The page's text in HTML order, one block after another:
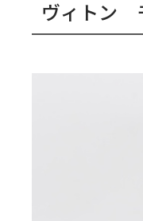
ヴィトン